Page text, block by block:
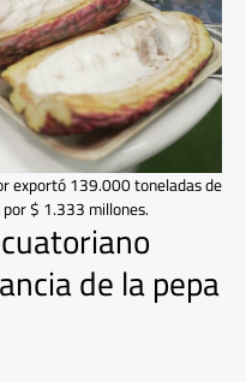
de la pepa
exportó 139.000 toneladas de
$ 1.333 millones.